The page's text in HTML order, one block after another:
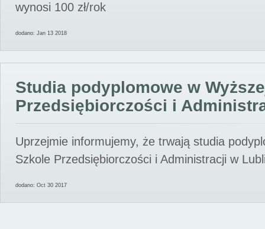
wynosi 100 zł/rok
dodano: Jan 13 2018
Studia podyplomowe w
Przedsiębiorczości i
Uprzejmie informujemy, że trwają studia
Szkole Przedsiębiorczości i Administracji w
dodano: Oct 30 2017